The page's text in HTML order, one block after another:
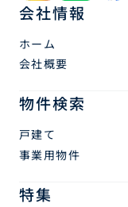
会社情報
ホーム
会社概要
物件検索
戸建て
事業用物件
特集